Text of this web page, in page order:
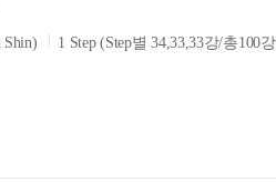
Shin)
1 Step (Step별 34,33,33강/총100